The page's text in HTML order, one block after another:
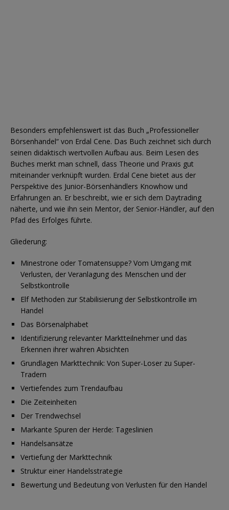
Besonders empfehlenswert ist das Buch „Professioneller
Börsenhandel“ von Erdal Cene. Das Buch zeichnet sich durch
seinen didaktisch wertvollen Aufbau aus. Beim Lesen des
Buches merkt man schnell, dass Theorie und Praxis gut
miteinander verknüpft wurden. Erdal Cene bietet aus der
Perspektive des Junior-Börsenhändlers Knowhow und
Erfahrungen an. Er beschreibt, wie er sich dem Daytrading
näherte, und wie ihn sein Mentor, der Senior-Händler, auf den
Pfad des Erfolges führte.
Gliederung:
Minestrone oder Tomatensuppe? Vom Umgang mit
Verlusten, der Veranlagung des Menschen und der
Selbstkontrolle
Elf Methoden zur Stabilisierung der Selbstkontrolle im
Handel
Das Börsenalphabet
Identifizierung relevanter Marktteilnehmer und das
Erkennen ihrer wahren Absichten
Grundlagen Markttechnik: Von Super-Loser zu Super-
Tradern
Vertiefendes zum Trendaufbau
Die Zeiteinheiten
Der Trendwechsel
Markante Spuren der Herde: Tageslinien
Handelsansätze
Vertiefung der Markttechnik
Struktur einer Handelsstrategie
Bewertung und Bedeutung von Verlusten für den Handel